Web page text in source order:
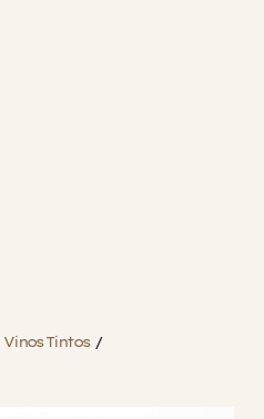
Vinos Tintos /